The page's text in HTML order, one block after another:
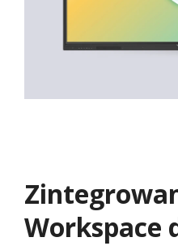
Workspace